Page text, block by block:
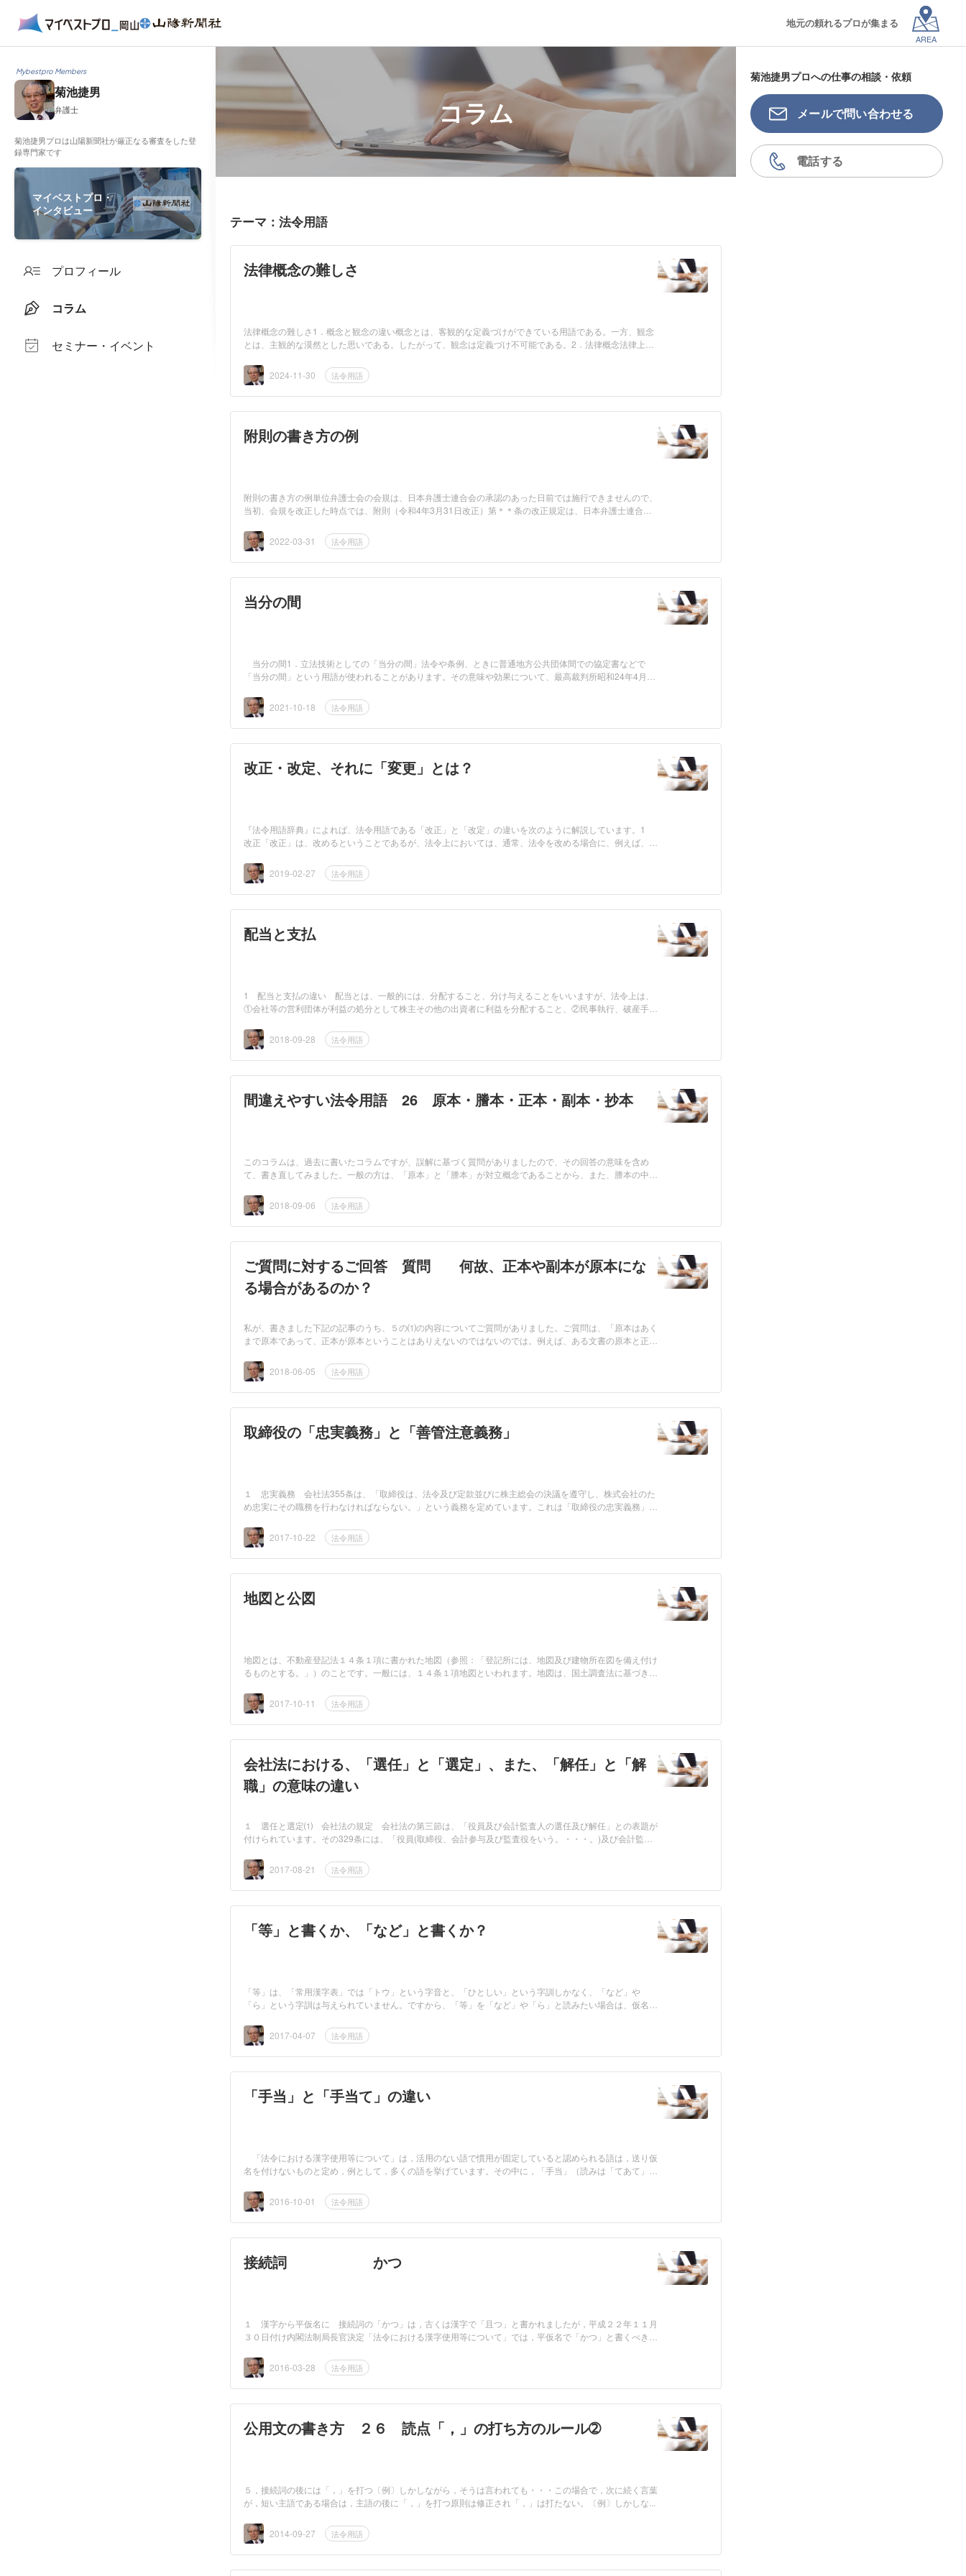
地元の頼れるプロが集まる
AREA
Mybestpro Members
菊池捷男
弁護士
菊池捷男プロは山陽新聞社が厳正なる審査をした登
録専門家です
マイベストプロ・
インタビュー
プロフィール
コラム
セミナー・イベント
コラム
テーマ：法令用語
法律概念の難しさ
法律概念の難しさ1．概念と観念の違い概念とは、客観的な定義づけができている用語である。一方、観念
とは、主観的な漠然とした思いである。したがって、観念は定義づけ不可能である。2．法律概念法律上
2024-11-30
法令用語
附則の書き方の例
附則の書き方の例単位弁護士会の会規は、日本弁護士連合会の承認のあった日前では施行できませんので、
当初、会規を改正した時点では、附則（令和4年3月31日改正）第＊＊条の改正規定は、日本弁護士連合
2022-03-31
法令用語
当分の間
当分の間1．立法技術としての「当分の間」法令や条例、ときに普通地方公共団体間での協定書などで
「当分の間」という用語が使われることがあります。その意味や効果について、最高裁判所昭和24年4月6
2021-10-18
法令用語
改正・改定、それに「変更」とは？
『法令用語辞典』によれば、法令用語である「改正」と「改定」の違いを次のように解説しています。1
改正「改正」は、改めるということであるが、法令上においては、通常、法令を改める場合に、例えば、
2019-02-27
法令用語
配当と支払
1 配当と支払の違い 配当とは、一般的には、分配すること、分け与えることをいいますが、法令上は、
①会社等の営利団体が利益の処分として株主その他の出資者に利益を分配すること、②民事執行、破産手続
2018-09-28
法令用語
間違えやすい法令用語 26 原本・謄本・正本・副本・抄本
このコラムは、過去に書いたコラムですが、誤解に基づく質問がありましたので、その回答の意味を含め
て、書き直してみました。一般の方は、「原本」と「謄本」が対立概念であることから、また、謄本の中に
2018-09-06
法令用語
ご質問に対するご回答 質問 何故、正本や副本が原本にな
る場合があるのか？
私が、書きました下記の記事のうち、５の⑴の内容についてご質問がありました。ご質問は、「原本はあく
まで原本であって、正本が原本ということはありえないのではないのでは。例えば、ある文書の原本と正
2018-06-05
法令用語
取締役の「忠実義務」と「善管注意義務」
１ 忠実義務 会社法355条は、「取締役は、法令及び定款並びに株主総会の決議を遵守し、株式会社のた
め忠実にその職務を行わなければならない。」という義務を定めています。これは「取締役の忠実義務」と
2017-10-22
法令用語
地図と公図
地図とは、不動産登記法１４条１項に書かれた地図（参照：「登記所には、地図及び建物所在図を備え付け
るものとする。」）のことです。一般には、１４条１項地図といわれます。地図は、国土調査法に基づき
2017-10-11
法令用語
会社法における、「選任」と「選定」、また、「解任」と「解
職」の意味の違い
１ 選任と選定⑴ 会社法の規定 会社法の第三節は、「役員及び会計監査人の選任及び解任」との表題が
付けられています。その329条には、「役員(取締役、会計参与及び監査役をいう。・・・。)及び会計監
2017-08-21
法令用語
「等」と書くか、「など」と書くか？
「等」は、「常用漢字表」では「トウ」という字音と、「ひとしい」という字訓しかなく、「など」や
「ら」という字訓は与えられていません。ですから、「等」を「など」や「ら」と読みたい場合は、仮名で
2017-04-07
法令用語
「手当」と「手当て」の違い
「法令における漢字使用等について」は，活用のない語で慣用が固定していると認められる語は，送り仮
名を付けないものと定め，例として，多くの語を挙げています。その中に，「手当」（読みは「てあて」）
2016-10-01
法令用語
接続詞 かつ
１ 漢字から平仮名に 接続詞の「かつ」は，古くは漢字で「且つ」と書かれましたが，平成２２年１１月
３０日付け内閣法制局長官決定「法令における漢字使用等について」では，平仮名で「かつ」と書くべきも
2016-03-28
法令用語
公用文の書き方 ２６ 読点「，」の打ち方のルール➁
５，接続詞の後には「，」を打つ〔例〕しかしながら，そうは言われても・・・この場合で，次に続く言葉
が，短い主語である場合は，主語の後に「，」を打つ原則は修正され「，」は打たない。〔例〕しかしな...
2014-09-27 法令用語
菊池捷男プロへの仕事の相談・依頼
メールで問い合わせる
電話する